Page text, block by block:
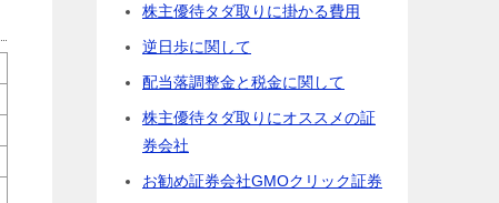
株主優待タダ取りに掛かる費用
逆日歩に関して
配当落調整金と税金に関して
株主優待タダ取りにオススメの証
券会社
お勧め証券会社GMOクリック証券